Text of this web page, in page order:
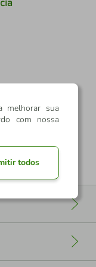
melhorar sua
com nossa
todos